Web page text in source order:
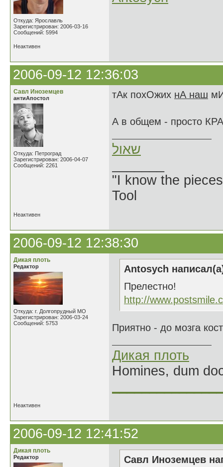
Откуда: Ярославль
Зарегистрирован: 2006-03-16
Сообщений: 5994
Неактивен
2006-09-12 12:36:03
Савл Иноземцев
антиАпостол
Откуда: Петроград
Зарегистрирован: 2006-04-07
Сообщений: 2261
тАк похОжих нА наш
А в общем - просто
שאול
"I know the
Tool
Неактивен
2006-09-12 12:38:30
Дикая плоть
Редактор
Откуда: г. Долгопрудный МО
Зарегистрирован: 2006-03-24
Сообщений: 5753
Antosych
Прелестно!
http://
Приятно - до мозга
Дикая плоть
Homines, dum
Неактивен
2006-09-12 12:41:52
Дикая плоть
Редактор
Савл Иноземцев